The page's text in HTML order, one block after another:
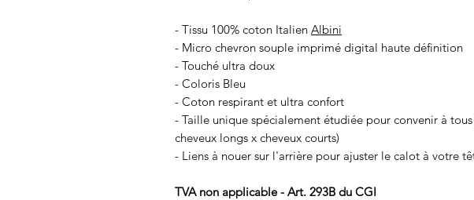
- Tissu 100% coton Italien Albini
- Micro chevron souple imprimé digital haute définition
- Touché ultra doux
- Coloris Bleu
- Coton respirant et ultra confort
- Taille unique spécialement étudiée pour convenir à
cheveux longs x cheveux courts)
- Liens à nouer sur l'arrière pour ajuster le calot à votre
TVA non applicable - Art. 293B du CGI